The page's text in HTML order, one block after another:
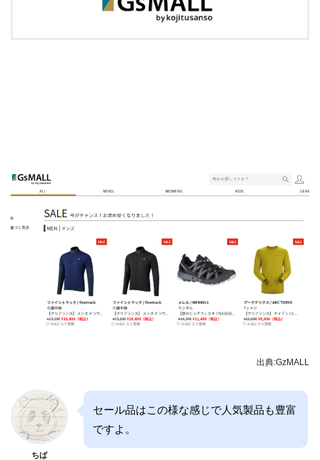
出典:GzMALL
ちば
セール品はこの様な感じで人気製品も豊富
ですよ。